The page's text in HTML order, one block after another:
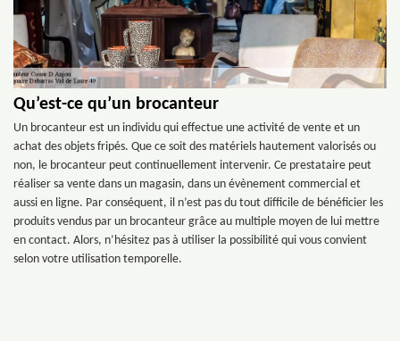
Qu’est-ce qu’un brocanteur
Un brocanteur est un individu qui effectue une activité de vente et un
achat des objets fripés. Que ce soit des matériels hautement valorisés ou
non, le brocanteur peut continuellement intervenir. Ce prestataire peut
réaliser sa vente dans un magasin, dans un évènement commercial et
aussi en ligne. Par conséquent, il n’est pas du tout difficile de bénéficier les
produits vendus par un brocanteur grâce au multiple moyen de lui mettre
en contact. Alors, n’hésitez pas à utiliser la possibilité qui vous convient
selon votre utilisation temporelle.